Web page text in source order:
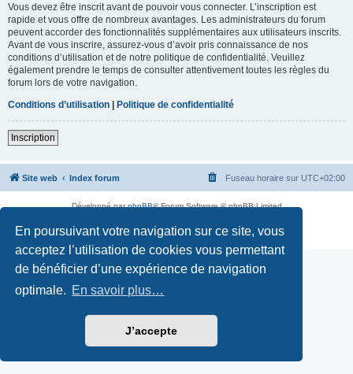
En poursuivant votre navigation sur ce site, vous
acceptez l’utilisation de cookies vous permettant
de bénéficier d’une expérience de navigation
optimale. En savoir plus…
J’accepte
Vous devez être inscrit avant de pouvoir vous connecter. L’inscription est
rapide et vous offre de nombreux avantages. Les administrateurs du forum
peuvent accorder des fonctionnalités supplémentaires aux utilisateurs inscrits.
Avant de vous inscrire, assurez-vous d’avoir pris connaissance de nos
conditions d’utilisation et de notre politique de confidentialité. Veuillez
également prendre le temps de consulter attentivement toutes les règles du
forum lors de votre navigation.
Conditions d’utilisation | Politique de confidentialité
Inscription
Site web Index forum Fuseau horaire sur UTC+02:00
Développé parphpBB® Forum Software © phpBB Limited
Confidentialité| Conditions